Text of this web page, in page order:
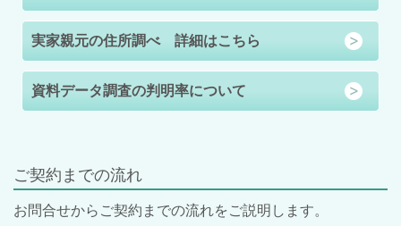
実家親元の住所調べ 詳細はこちら
資料データ調査の判明率について
ご契約までの流れ
お問合せからご契約までの流れをご説明します。